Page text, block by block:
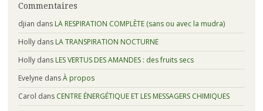
Commentaires
djian dans LA RESPIRATION COMPLÈTE (sans ou avec la mudra)
Hollydans LA TRANSPIRATION NOCTURNE
Hollydans LES VERTUS DES AMANDES : des fruits secs
Evelyne dansÀ propos
Carol dans CENTRE ÉNERGÉTIQUE ET LES MESSAGERS CHIMIQUES